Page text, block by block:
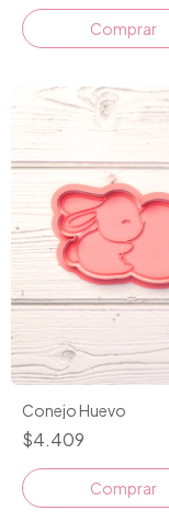
Comprar
Conejo Huevo
$4.409
Comprar